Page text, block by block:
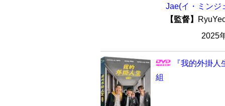
Jae(イ・ミンジ
【監督】
2025
『我的外掛
組